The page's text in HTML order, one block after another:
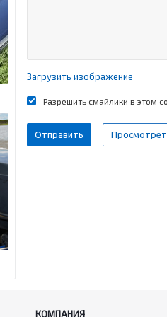
Загрузить изображение
Разрешить смайлики в этом
КОМПАНИЯ